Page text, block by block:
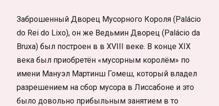
Заброшенный Дворец Мусорного Короля (Palácio
do Rei do Lixo), он же Ведьмин Дворец (Palácio da
Bruxa) был построен в в XVIII веке. В конце XIX
века был приобретён «мусорным королём» по
имени Мануэл Мартинш Гомеш, который владел
разрешением на сбор мусора в Лиссабоне и это
было довольно прибыльным занятием в то